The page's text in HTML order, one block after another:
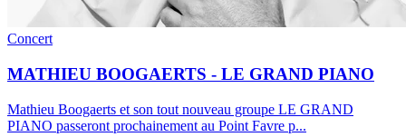
Concert
MATHIEU BOOGAERTS - LE GRAND PIANO
Mathieu Boogaerts et son tout nouveau groupe LE GRAND
PIANO passeront prochainement au Point Favre p...